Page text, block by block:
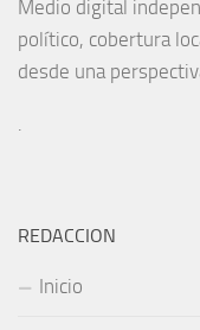
Medio digital
político, cobertura
desde una
REDACCION
Inicio